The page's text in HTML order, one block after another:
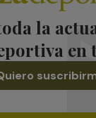
la
en